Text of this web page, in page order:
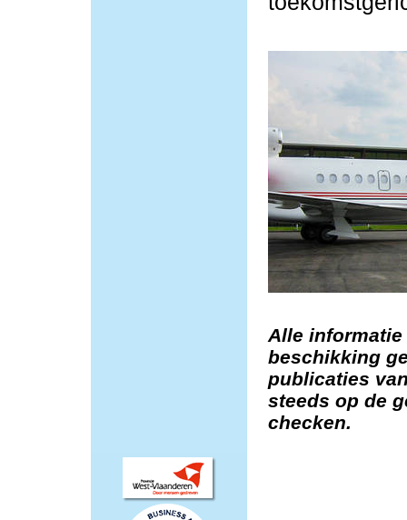
Alle
beschikking
publicaties
steeds op de
checken.